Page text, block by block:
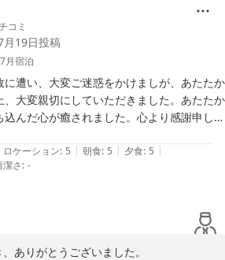
プラン
ロッジ♪大型タイプ●全室禁煙●
ただきやすいよう改善してまいりたいと
たくさんお召し上がりいただけ、よかっ
メニュー、内容とも充実させていく予定
ください。お待ちしております。
コミ
月19日投稿
月宿泊
遭い、大変ご迷惑をかけましが、あたたか
、大変親切にしていただきました。あたたか
んだ心が癒されました。心より感謝申し上
ちは大喜びでした。料理もおいしく、大変
き取りが数日かかるためしばらく置いても
、快く引き受けてくださり本当に助かりまし
とき、親切にされると人の温かさが身に沁
ロケーション: 5 | 朝食: 5 | 夕食: 5 |
潔さ: -
ありがとうございました。